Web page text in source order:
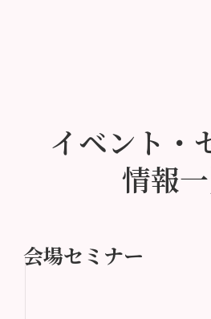
イベント・
情報
会場セミナー